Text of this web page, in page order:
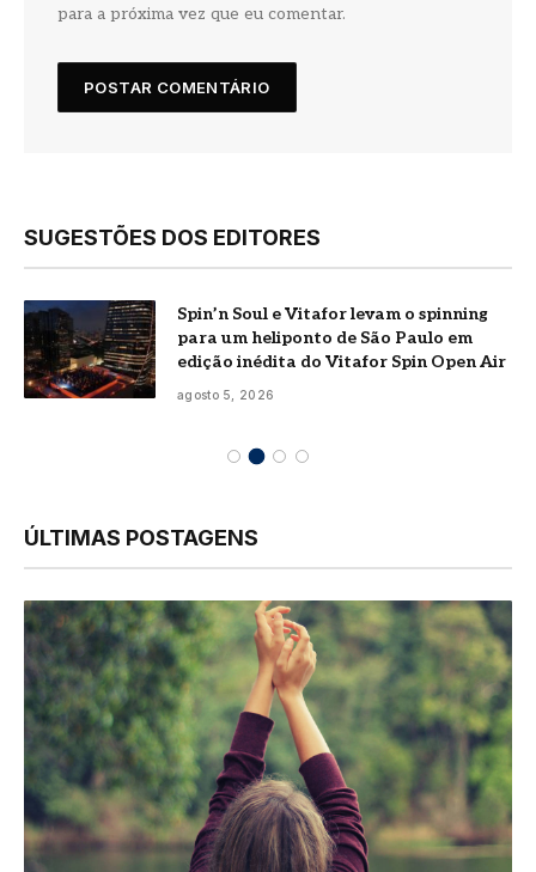
para a próxima vez que eu comentar.
SUGESTÕES DOS EDITORES
Spin’n Soul e Vitafor levam o spinning
para um heliponto de São Paulo em
edição inédita do Vitafor Spin Open Air
agosto 5, 2026
ÚLTIMAS POSTAGENS